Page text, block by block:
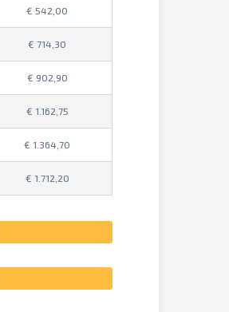
542,00
714,30
902,90
1.162,75
1.364,70
1.712,20